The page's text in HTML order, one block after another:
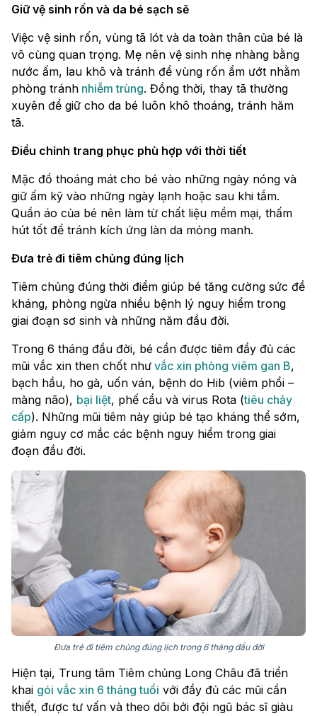
Giữ vệ sinh rốn và da bé sạch sẽ
Việc vệ sinh rốn, vùng tã lót và da toàn thân của bé là
vô cùng quan trọng. Mẹ nên vệ sinh nhẹ nhàng bằng
nước ấm, lau khô và tránh để vùng rốn ẩm ướt nhằm
phòng tránh nhiễm trùng. Đồng thời, thay tã thường
xuyên để giữ cho da bé luôn khô thoáng, tránh hăm
tã.
Điều chỉnh trang phục phù hợp với thời tiết
Mặc đồ thoáng mát cho bé vào những ngày nóng và
giữ ấm kỹ vào những ngày lạnh hoặc sau khi tắm.
Quần áo của bé nên làm từ chất liệu mềm mại, thấm
hút tốt để tránh kích ứng làn da mỏng manh.
Đưa trẻ đi tiêm chủng đúng lịch
Tiêm chủng đúng thời điểm giúp bé tăng cường sức đề
kháng, phòng ngừa nhiều bệnh lý nguy hiểm trong
giai đoạn sơ sinh và những năm đầu đời.
Trong 6 tháng đầu đời, bé cần được tiêm đầy đủ các
mũi vắc xin then chốt như vắc xin phòng viêm gan B,
bạch hầu, ho gà, uốn ván, bệnh do Hib (viêm phổi –
màng não), bại liệt, phế cầu và virus Rota (tiêu chảy
cấp). Những mũi tiêm này giúp bé tạo kháng thể sớm,
giảm nguy cơ mắc các bệnh nguy hiểm trong giai
đoạn đầu đời.
Đưa trẻ đi tiêm chủng đúng lịch trong 6 tháng đầu đời
Hiện tại, Trung tâm Tiêm chủng Long Châu đã triển
khai gói vắc xin 6 tháng tuổi với đầy đủ các mũi cần
thiết, được tư vấn và theo dõi bởi đội ngũ bác sĩ giàu